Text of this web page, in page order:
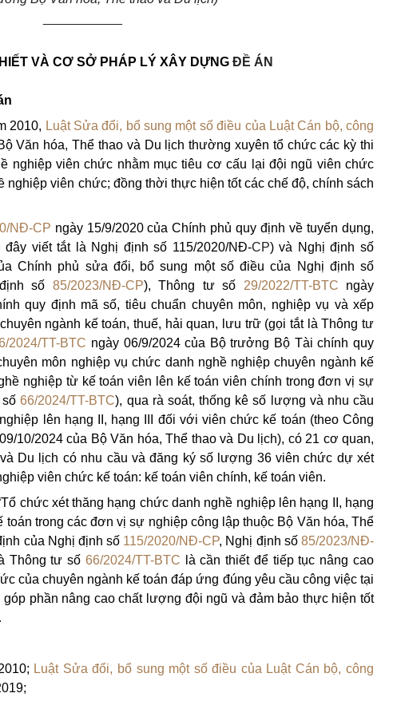
VÀ CƠ SỞ PHÁP LÝ XÂY DỰNG ĐỀ ÁN
2010, Luật Sửa đổi, bổ sung một số điều của Luật Cán bộ, công
Văn hóa, Thể thao và Du lịch thường xuyên tổ chức các kỳ thi
nghiệp viên chức nhằm mục tiêu cơ cấu lại đội ngũ viên chức
nghiệp viên chức; đồng thời thực hiện tốt các chế độ, chính sách
NĐ-CP ngày 15/9/2020 của Chính phủ quy định về tuyển dụng,
viết tắt là Nghị định số 115/2020/NĐ-CP)và Nghị định số
Chính phủ sửa đổi, bổ sung một số điều của Nghị định số
số 85/2023/NĐ-CP), Thông tư số 29/2022/TT-BTC ngày
quy định mã số, tiêu chuẩn chuyên môn, nghiệp vụ và xếp
ngành kế toán, thuế, hải quan, lưu trữ (gọi tắt là Thông tư
2024/TT-BTC ngày 06/9/2024 của Bộ trưởng Bộ Tài chính quy
môn nghiệp vụ chức danh nghề nghiệp chuyên ngành kế
nghiệp từ kế toán viên lên kế toán viên chính trong đơn vị sự
số66/2024/TT-BTC), qua rà soát, thống kê số lượng và nhu cầu
lên hạng II, hạng III đối với viên chức kế toán (theo Công
10/2024 của Bộ Văn hóa, Thể thao và Du lịch), có 21 cơ quan,
Du lịch có nhu cầu và đăng ký số lượng 36 viên chức dự xét
viên chức kế toán: kế toán viên chính, kế toán viên.
chức xét thăng hạng chức danh nghề nghiệp lên hạng II, hạng
toán trong các đơn vị sự nghiệp công lập thuộc Bộ Văn hóa, Thể
của Nghị định số 115/2020/NĐ-CP, Nghị định số85/2023/NĐ-
Thông tư số 66/2024/TT-BTC là cần thiết để tiếp tục nâng cao
của chuyên ngành kế toán đáp ứng đúng yêu cầu công việc tại
phần nâng cao chất lượng đội ngũ và đảm bảo thực hiện tốt
.
Luật Sửa đổi, bổ sung một số điều của Luật Cán bộ, công